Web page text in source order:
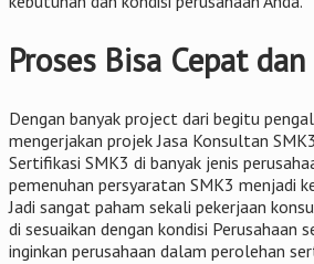
Proses Bisa Cepat
Dengan banyak project dari begitu
mengerjakan projek Jasa Konsultan
Sertifikasi SMK3 di banyak jenis
pemenuhan persyaratan SMK3 menjadi
Jadi sangat paham sekali pekerjaan
di sesuaikan dengan kondisi Perusahaan
inginkan perusahaan dalam perolehan